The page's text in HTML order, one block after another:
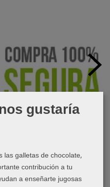
gustaría
las galletas de chocolate,
contribución a tu
a enseñarte jugosas